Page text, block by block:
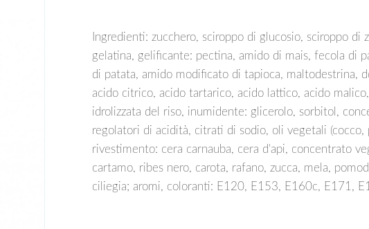
Ingredienti: zucchero, sciroppo di glucosio, sciroppo di
gelatina, gelificante: pectina, amido di mais, fecola di
di patata, amido modificato di tapioca, maltodestrina,
acido citrico, acido tartarico, acido lattico, acido
idrolizzata del riso, inumidente: glicerolo, sorbitol,
regolatori di acidità, citrati di sodio, oli vegetali (cocco,
rivestimento: cera carnauba, cera d'api, concentrato
cartamo, ribes nero, carota, rafano, zucca, mela,
ciliegia; aromi, coloranti: E120, E153, E160c, E171,